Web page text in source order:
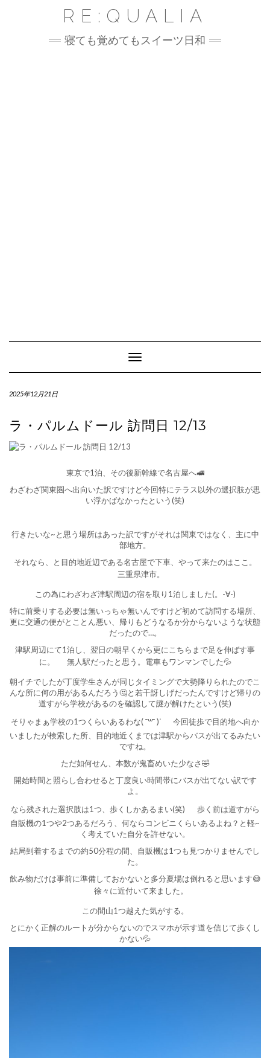
RE:QUALIA
寝ても覚めてもスイーツ日和
Toggle Navigation
2025年12月21日
ラ・パルムドール 訪問日 12/13
東京で1泊、その後新幹線で名古屋へ🚅
わざわざ関東圏へ出向いた訳ですけど今回特にテラス以外の選択肢が思
い浮かばなかったという(笑)
行きたいな~と思う場所はあった訳ですがそれは関東ではなく、主に中
部地方。
それなら、と目的地近辺である名古屋で下車、やって来たのはここ。
三重県津市。
この為にわざわざ津駅周辺の宿を取り1泊しました(。-∀-)
特に前乗りする必要は無いっちゃ無いんですけど初めて訪問する場所、
更に交通の便がとことん悪い、帰りもどうなるか分からないような状態
だったので…。
津駅周辺にて1泊し、翌日の朝早くから更にこちらまで足を伸ばす事
に。
無人駅だったと思う。電車もワンマンでした💦
朝イチでしたが丁度学生さんが同じタイミングで大勢降りられたのでこ
んな所に何の用があるんだろう🤔と若干訝しげだったんですけど帰りの
道すがら学校があるのを確認して謎が解けたという(笑)
そりゃまぁ学校の1つくらいあるわな( ¯꒳​¯ )ᐝ
今回徒歩で目的地へ向か
いましたが検索した所、目的地近くまでは津駅からバスが出てるみたい
ですね。
ただ如何せん、本数が鬼畜めいた少なさ🤣
開始時間と照らし合わせると丁度良い時間帯にバスが出てない訳です
よ。
なら残された選択肢は1つ、歩くしかあるまい(笑)
歩く前は道すがら
自販機の1つや2つあるだろう、何ならコンビニくらいあるよね？と軽~
く考えていた自分を許せない。
結局到着するまでの約50分程の間、自販機は1つも見つかりませんでし
た。
飲み物だけは事前に準備しておかないと多分夏場は倒れると思います😅
徐々に近付いて来ました。
この間山1つ越えた気がする。
とにかく正解のルートが分からないのでスマホが示す道を信じて歩くし
かない💦